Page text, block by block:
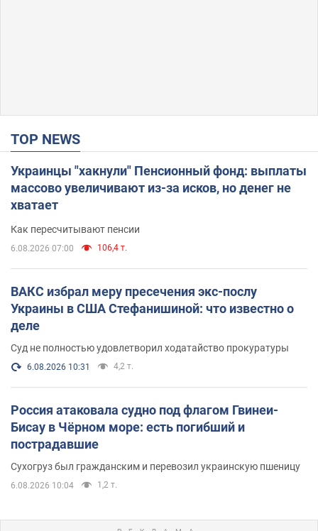
TOP NEWS
Украинцы "хакнули" Пенсионный фонд: выплаты
массово увеличивают из-за исков, но денег не
хватает
Как пересчитывают пенсии
6.08.2026 07:00 106,4 т.
ВАКС избрал меру пресечения экс-послу
Украины в США Стефанишиной: что известно о
деле
Суд не полностью удовлетворил ходатайство прокуратуры
6.08.2026 10:31 4,2 т.
Россия атаковала судно под флагом Гвинеи-
Бисау в Чёрном море: есть погибший и
пострадавшие
Сухогруз был гражданским и перевозил украинскую пшеницу
6.08.2026 10:04 1,2 т.